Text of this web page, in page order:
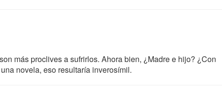
más proclives a sufrirlos. Ahora bien, ¿Madre e hijo? ¿Con
novela, eso resultaría inverosímil.